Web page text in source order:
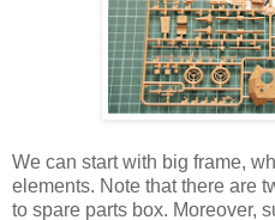
We can start with big frame,
elements. Note that there are
to spare parts box. Moreover,